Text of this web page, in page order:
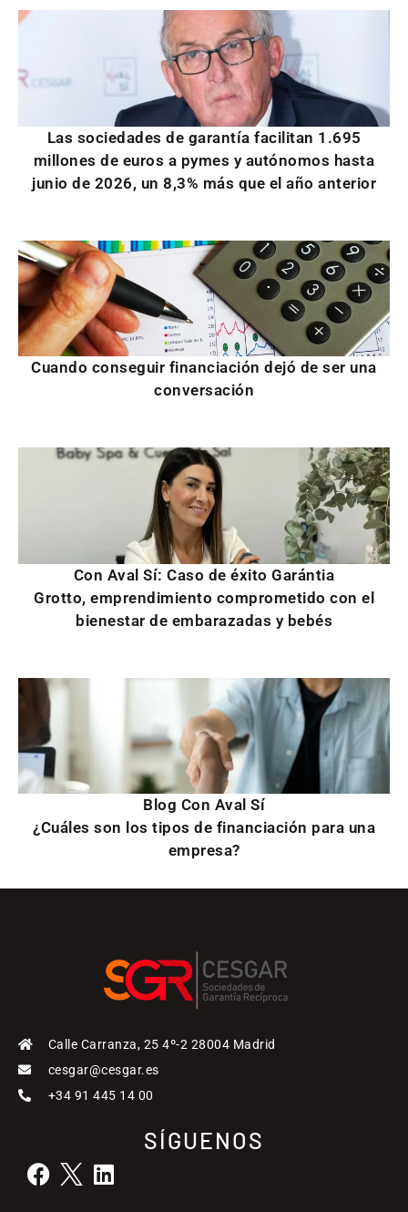
Las sociedades de garantía facilitan 1.695
millones de euros a pymes y autónomos hasta
junio de 2026, un 8,3% más que el año anterior
Cuando conseguir financiación dejó de ser una
conversación
Con Aval Sí: Caso de éxito Garántia
Grotto, emprendimiento comprometido con el
bienestar de embarazadas y bebés
Blog Con Aval Sí
¿Cuáles son los tipos de financiación para una
empresa?
Calle Carranza, 25 4º-2 28004 Madrid
cesgar@cesgar.es
+34 91 445 14 00
SÍGUENOS